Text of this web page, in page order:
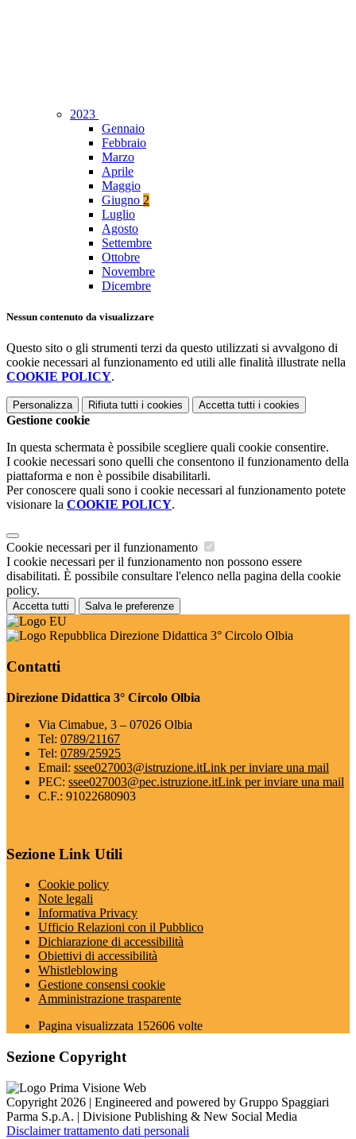
2023
Gennaio
Febbraio
Marzo
Aprile
Maggio
Giugno 2
Luglio
Agosto
Settembre
Ottobre
Novembre
Dicembre
Nessun contenuto da visualizzare
Questo sito o gli strumenti terzi da questo utilizzati si avvalgono di
cookie necessari al funzionamento ed utili alle finalità illustrate nella
COOKIE POLICY.
Personalizza Rifiuta tutti i cookies Accetta tutti i cookies
Gestione cookie
In questa schermata è possibile scegliere quali cookie consentire.
I cookie necessari sono quelli che consentono il funzionamento della
piattaforma e non è possibile disabilitarli.
Per conoscere quali sono i cookie necessari al funzionamento potete
visionare la COOKIE POLICY.
Cookie necessari per il funzionamento
I cookie necessari per il funzionamento non possono essere
disabilitati. È possibile consultare l'elenco nella pagina della cookie
policy.
Accetta tutti Salva le preferenze
Direzione Didattica 3° Circolo Olbia
Contatti
Direzione Didattica 3° Circolo Olbia
Via Cimabue, 3 – 07026 Olbia
Tel: 0789/21167
Tel: 0789/25925
Email: ssee027003@istruzione.itLink per inviare una mail
PEC: ssee027003@pec.istruzione.itLink per inviare una mail
C.F.: 91022680903
Sezione Link Utili
Cookie policy
Note legali
Informativa Privacy
Ufficio Relazioni con il Pubblico
Dichiarazione di accessibilità
Obiettivi di accessibilità
Whistleblowing
Gestione consensi cookie
Amministrazione trasparente
Pagina visualizzata 152606 volte
Sezione Copyright
Copyright 2026 | Engineered and powered by Gruppo Spaggiari
Parma S.p.A. | Divisione Publishing & New Social Media
Disclaimer trattamento dati personali